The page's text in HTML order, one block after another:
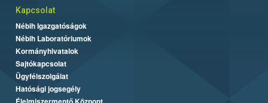
Kapcsolat
Nébih Igazgatóságok
Nébih Laboratóriumok
Kormányhivatalok
Sajtókapcsolat
Ügyfélszolgálat
Hatósági jogsegély